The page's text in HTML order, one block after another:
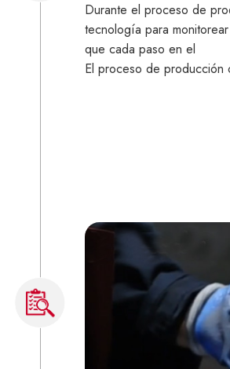
Durante el proceso de
tecnología para
que cada paso en el
El proceso de producción